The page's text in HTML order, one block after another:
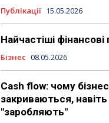
Публікації 15.05.2026
Найчастіші
Бізнес 08.05.2026
Cash flow: чому
закриваються,
"заробляють"